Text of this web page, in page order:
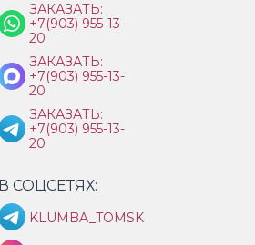
ЗАКАЗАТЬ:
+7(903) 955-13-
20
ЗАКАЗАТЬ:
+7(903) 955-13-
20
ЗАКАЗАТЬ:
+7(903) 955-13-
20
В СОЦСЕТЯХ:
KLUMBA_TOMSK